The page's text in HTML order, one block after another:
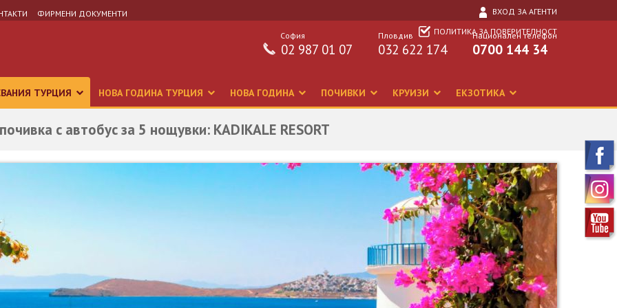
ФИРМЕНИ ДОКУМЕНТИ
ВХОД ЗА АГЕНТИ
ПОЛИТИКА ЗА ПОВЕРИТЕЛНОСТ
Национален телефон
0700 144 34
Пловдив
032 622 174
София
02 987 01 07
ТУРЦИЯ НОВА ГОДИНА ТУРЦИЯ НОВА ГОДИНА ПОЧИВКИ КРУИЗИ ЕКЗОТИКА
с автобус за 5 нощувки: KADIKALE RESORT